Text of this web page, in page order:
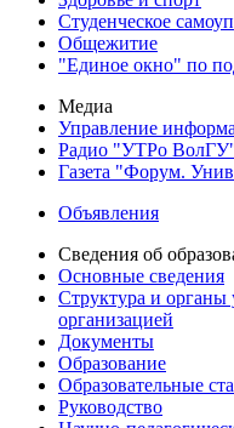
Студенческое
Общежитие
"Единое окно" по
Медиа
Управление
Радио "УТРо
Газета "Форум.
Объявления
Сведения об
Основные сведения
Структура и органы
организацией
Документы
Образование
Образовательные
Руководство